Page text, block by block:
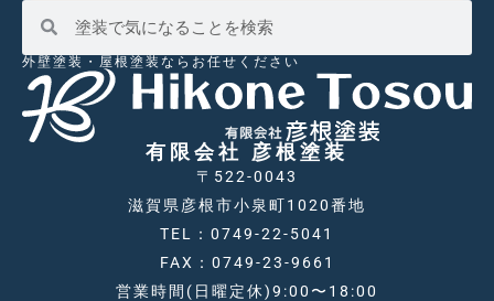
外壁塗装・屋根塗装ならお任せください
有限会社 彦根塗装
〒522-0043
滋賀県彦根市小泉町1020番地
TEL：0749-22-5041
FAX：0749-23-9661
営業時間(日曜定休)9:00〜18:00